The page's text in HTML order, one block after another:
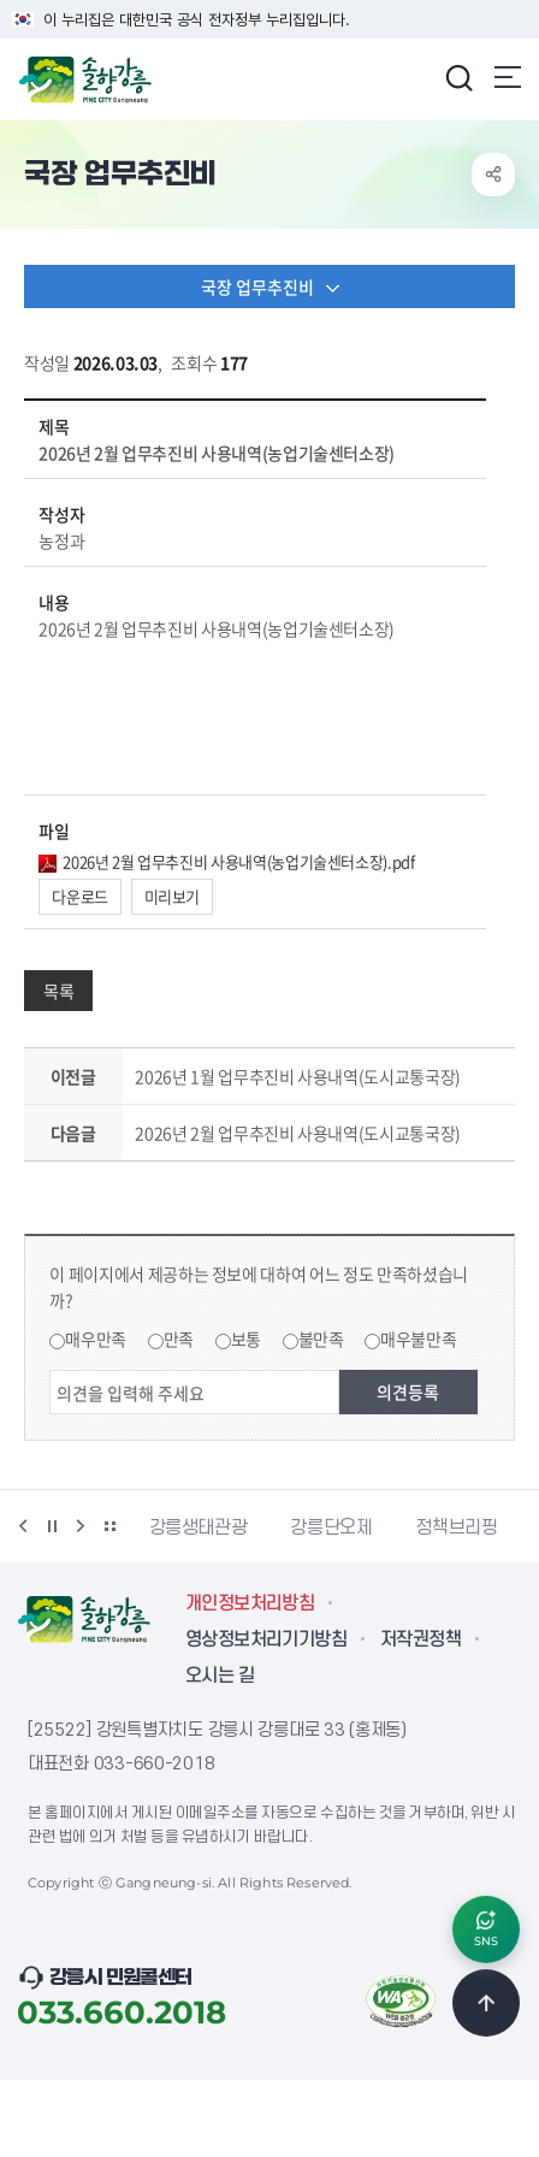
이 누리집은 대한민국 공식 전자정부 누리집입니다.
국장 업무추진비
국장 업무추진비
작성일 2026.03.03, 조회수 177
제목
2026년 2월 업무추진비 사용내역(농업기술센터소장)
작성자
농정과
내용
2026년 2월 업무추진비 사용내역(농업기술센터소장)
파일
2026년 2월 업무추진비 사용내역(농업기술센터소장).pdf
다운로드
미리보기
목록
이전글 2026년 1월 업무추진비 사용내역(도시교통국장)
다음글 2026년 2월 업무추진비 사용내역(도시교통국장)
컨텐츠 만족도 조사
이 페이지에서 제공하는 정보에 대하여 어느 정도 만족하셨습니
까?
매우만족 만족 보통 불만족 매우불만족
동물사랑센터 강릉생태관광 강릉단오제 정책브리핑
개인정보처리방침
영상정보처리기기방침
저작권정책
오시는 길
[25522] 강원특별자치도 강릉시 강릉대로 33 (홍제동)
대표전화 033-660-2018
본 홈페이지에서 게시된 이메일주소를 자동으로 수집하는 것을 거부하며, 위반 시
관련 법에 의거 처벌 등을 유념하시기 바랍니다.
Copyright ⓒ Gangneung-si. All Rights Reserved.
강릉시 민원콜센터
033.660.2018
SNS